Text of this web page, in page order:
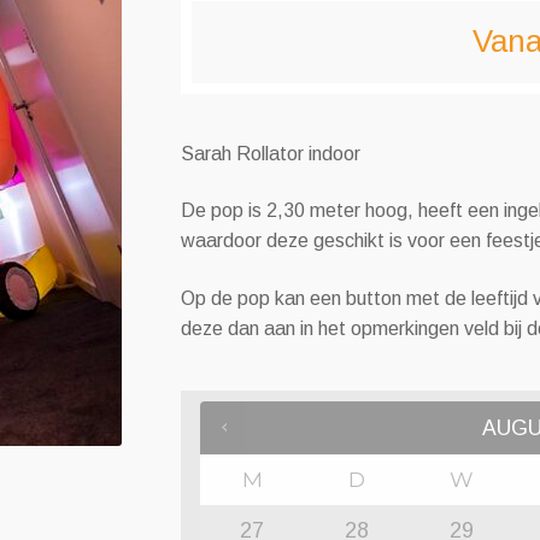
Sarah Rollator indoor
De pop is 2,30 meter hoog, heeft een
waardoor deze geschikt is voor een
Op de pop kan een button met de leeftijd
deze dan aan in het opmerkingen veld bij
M D W
27 28 29